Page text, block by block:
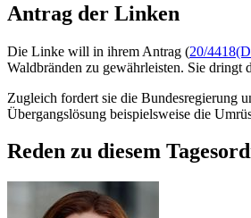
Antrag der Linken
Die Linke will in ihrem Antrag (20/4418
Waldbränden zu gewährleisten. Sie dringt
Zugleich fordert sie die Bundesregierung
Übergangslösung beispielsweise die
Reden zu diesem